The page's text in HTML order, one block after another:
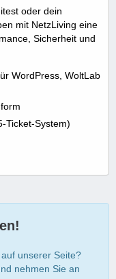
oder dein
mit NetzLiving eine
Sicherheit und
WordPress, WoltLab
Ticket-System)
unserer Seite?
nehmen Sie an